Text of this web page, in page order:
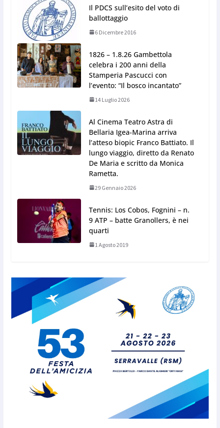
Il PDCS sull’esito del voto di
ballottaggio
6 Dicembre 2016
1826 – 1.8.26 Gambettola
celebra i 200 anni della
Stamperia Pascucci con
l’evento: “Il bosco incantato”
14 Luglio 2026
Al Cinema Teatro Astra di
Bellaria Igea-Marina arriva
l’atteso biopic Franco Battiato. Il
lungo viaggio, diretto da Renato
De Maria e scritto da Monica
Rametta.
29 Gennaio 2026
Tennis: Los Cobos, Fognini – n.
9 ATP – batte Granollers, è nei
quarti
1 Agosto 2019